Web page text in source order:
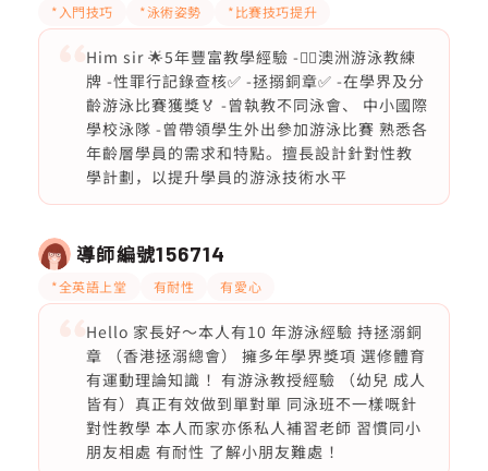
*入門技巧 *泳術姿勢 *比賽技巧提升
Him sir 🌟5年豐富教學經驗 -🏊‍♂️澳洲游泳教練
牌 -性罪行記錄查核✅ -拯搦銅章✅ -在學界及分
齡游泳比賽獲獎🏅 -曾執教不同泳會、 中小國際
學校泳隊 -曾帶領學生外出參加游泳比賽 熟悉各
年齡層學員的需求和特點。擅長設計針對性教
學計劃，以提升學員的游泳技術水平
導師編號156714
*全英語上堂 有耐性 有愛心
Hello 家長好～本人有10 年游泳經驗 持拯溺銅
章 （香港拯溺總會） 擁多年學界獎項 選修體育
有運動理論知識 ！有游泳教授經驗 （幼兒 成人
皆有）真正有效做到單對單 同泳班不一樣嘅針
對性教學 本人而家亦係私人補習老師 習慣同小
朋友相處 有耐性 了解小朋友難處 ！